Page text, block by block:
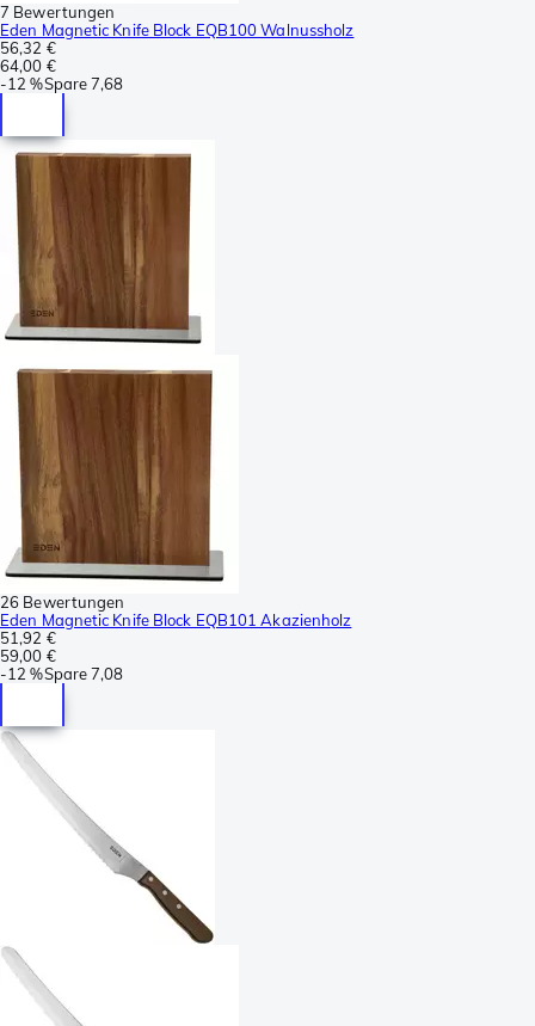
7 Bewertungen
Eden Magnetic Knife Block EQB100 Walnussholz
56,32 €
64,00 €
-12 %Spare7,68
26 Bewertungen
Eden Magnetic Knife Block EQB101 Akazienholz
51,92 €
59,00 €
-12 %Spare7,08